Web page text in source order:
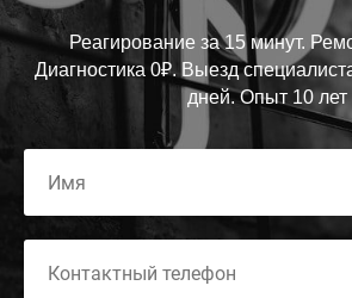
Реагирование за 15 минут.
Диагностика 0₽. Выезд
дней. Опыт 10 лет